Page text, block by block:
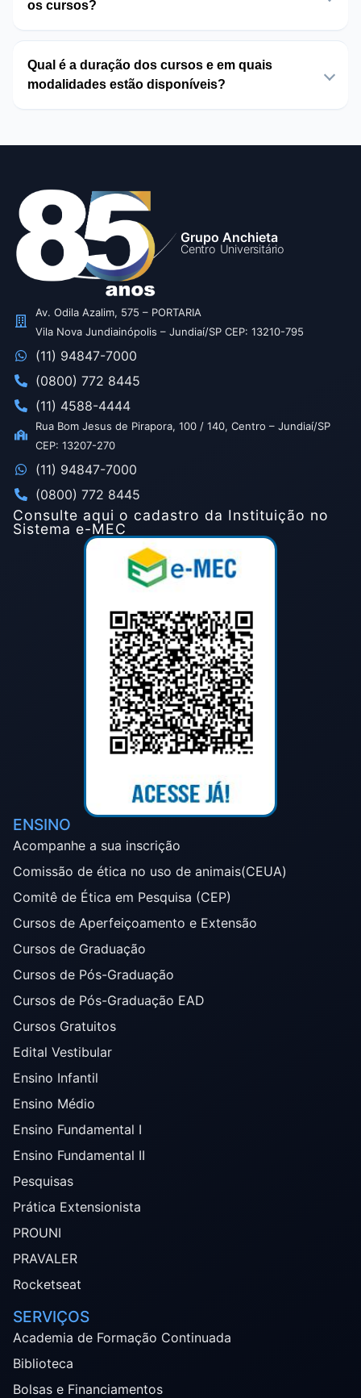
os cursos?
Qual é a duração dos cursos e em quais
modalidades estão disponíveis?
Grupo Anchieta
Centro Universitário
Av. Odila Azalim, 575 – PORTARIA
Vila Nova Jundiainópolis – Jundiaí/SP CEP: 13210-795
(11) 94847-7000
(0800) 772 8445
(11) 4588-4444
Rua Bom Jesus de Pirapora, 100 / 140, Centro – Jundiaí/SP
CEP: 13207-270
(11) 94847-7000
(0800) 772 8445
Consulte aqui o cadastro da Instituição no
Sistema e-MEC
ENSINO
Acompanhe a sua inscrição
Comissão de ética no uso de animais(CEUA)
Comitê de Ética em Pesquisa (CEP)
Cursos de Aperfeiçoamento e Extensão
Cursos de Graduação
Cursos de Pós-Graduação
Cursos de Pós-Graduação EAD
Cursos Gratuitos
Edital Vestibular
Ensino Infantil
Ensino Médio
Ensino Fundamental I
Ensino Fundamental II
Pesquisas
Prática Extensionista
PROUNI
PRAVALER
Rocketseat
SERVIÇOS
Academia de Formação Continuada
Biblioteca
Bolsas e Financiamentos